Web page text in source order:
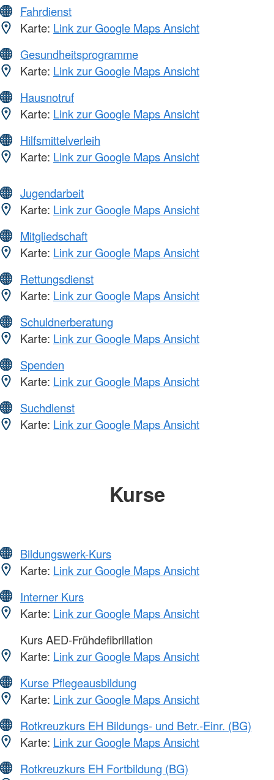
Fahrdienst
Karte: Link zur Google Maps Ansicht
Gesundheitsprogramme
Karte: Link zur Google Maps Ansicht
Hausnotruf
Karte: Link zur Google Maps Ansicht
Hilfsmittelverleih
Karte: Link zur Google Maps Ansicht
Jugendarbeit
Karte: Link zur Google Maps Ansicht
Mitgliedschaft
Karte: Link zur Google Maps Ansicht
Rettungsdienst
Karte: Link zur Google Maps Ansicht
Schuldnerberatung
Karte: Link zur Google Maps Ansicht
Spenden
Karte: Link zur Google Maps Ansicht
Suchdienst
Karte: Link zur Google Maps Ansicht
Kurse
Bildungswerk-Kurs
Karte: Link zur Google Maps Ansicht
Interner Kurs
Karte: Link zur Google Maps Ansicht
Kurs AED-Frühdefibrillation
Karte: Link zur Google Maps Ansicht
Kurse Pflegeausbildung
Karte: Link zur Google Maps Ansicht
Rotkreuzkurs EH Bildungs- und Betr.-Einr. (BG)
Karte: Link zur Google Maps Ansicht
Rotkreuzkurs EH Fortbildung (BG)